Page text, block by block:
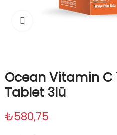
Ocean Vitamin C
Tablet 3lü
₺580,75